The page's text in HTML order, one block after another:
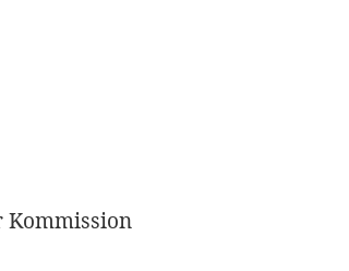
Kommission